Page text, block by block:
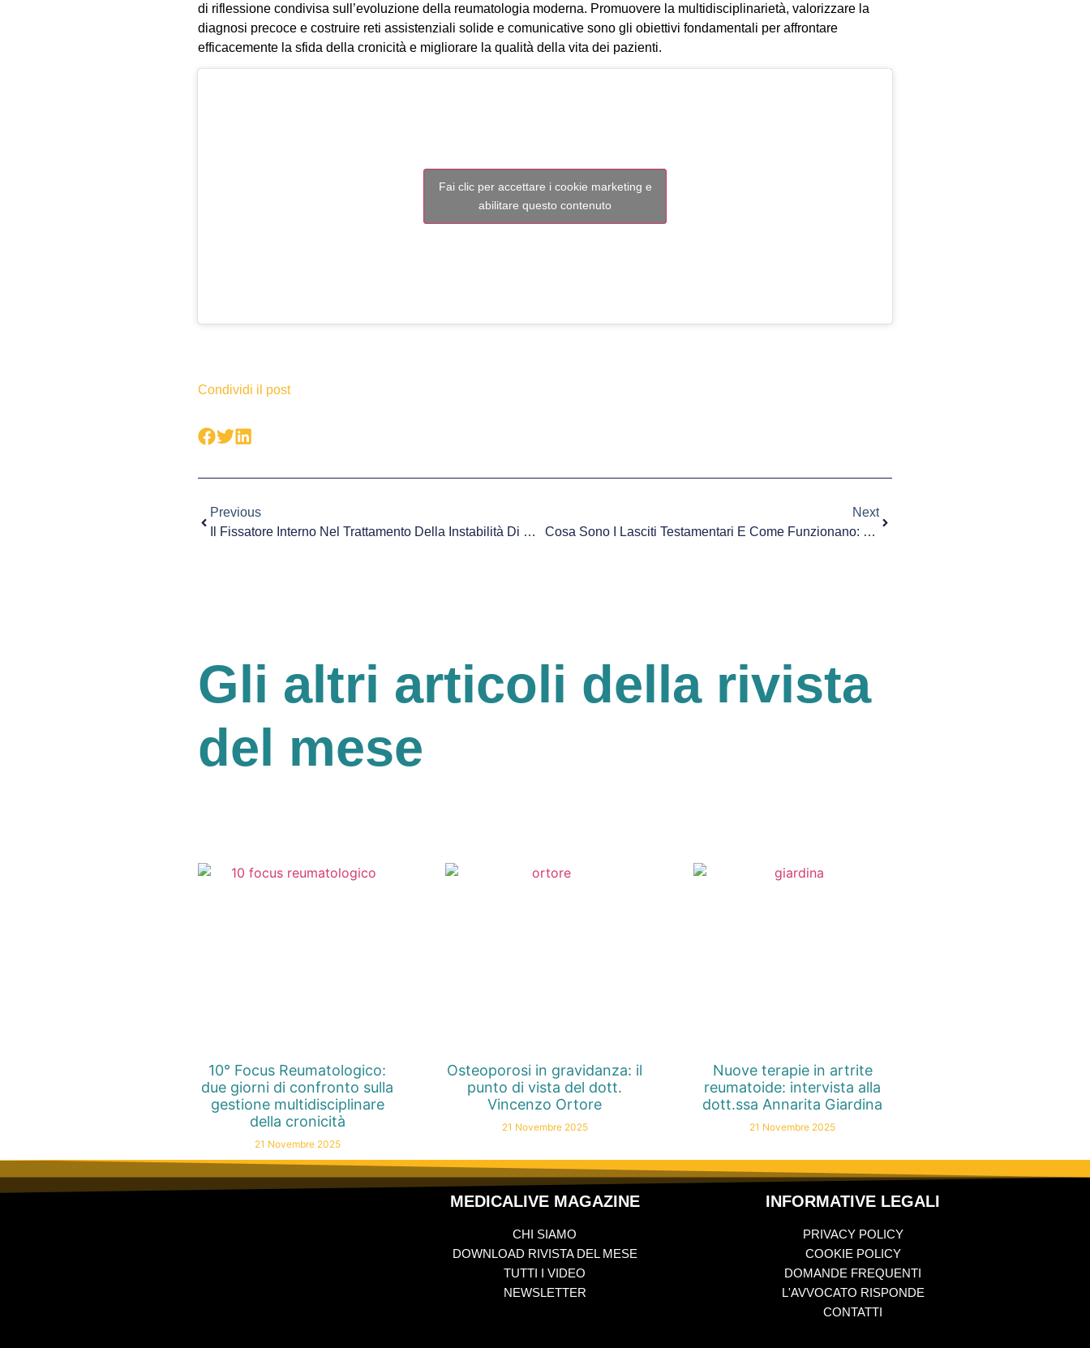
di riflessione condivisa sull’evoluzione della reumatologia moderna. Promuovere la multidisciplinarietà, valorizzare la
diagnosi precoce e costruire reti assistenziali solide e comunicative sono gli obiettivi fondamentali per affrontare
efficacemente la sfida della cronicità e migliorare la qualità della vita dei pazienti.
Fai clic per accettare i cookie marketing e
abilitare questo contenuto
Condividi il post
Previous
Il Fissatore Interno Nel Trattamento Della Instabilità Di Gomito
Next
Cosa Sono I Lasciti Testamentari E Come Funzionano: Le Cose Da Sapere
Gli altri articoli della rivista
del mese
10° Focus Reumatologico:
due giorni di confronto sulla
gestione multidisciplinare
della cronicità
21 Novembre 2025
Osteoporosi in gravidanza: il
punto di vista del dott.
Vincenzo Ortore
21 Novembre 2025
Nuove terapie in artrite
reumatoide: intervista alla
dott.ssa Annarita Giardina
21 Novembre 2025
MEDICALIVE MAGAZINE
CHI SIAMO
DOWNLOAD RIVISTA DEL MESE
TUTTI I VIDEO
NEWSLETTER
INFORMATIVE LEGALI
PRIVACY POLICY
COOKIE POLICY
DOMANDE FREQUENTI
L'AVVOCATO RISPONDE
CONTATTI